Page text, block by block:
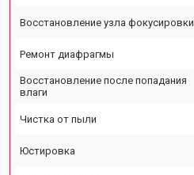
Восстановление узла фокусировки
Ремонт диафрагмы
Восстановление после попадания
влаги
Чистка от пыли
Юстировка